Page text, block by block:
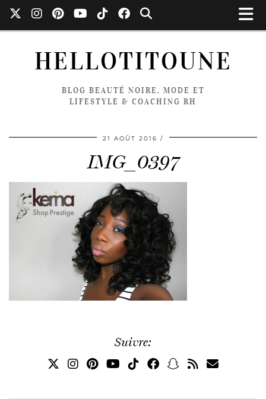
HELLOTITOUNE
BLOG BEAUTÉ NOIRE, MODE ET
LIFESTYLE & COACHING RH
21 AOÛT 2016
IMG_0397
Suivre: